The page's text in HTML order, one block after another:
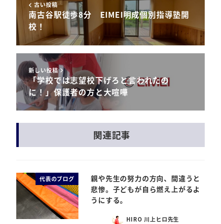
古い投稿
南古谷駅徒歩8分 EIMEI明成個別指導塾開
校！
新しい投稿
「学校では志望校下げろと言われたの
に！」保護者の方と大喧嘩
関連記事
代表のブログ
親や先生の努力の方向、間違うと
悲惨。子どもが自ら燃え上がるよ
うにする。
HIRO 川上ヒロ先生